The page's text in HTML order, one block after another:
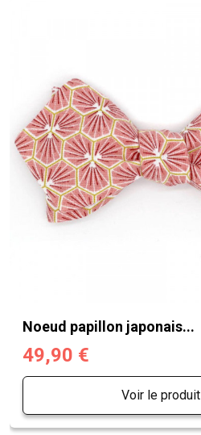
Noeud papillon japonais...
49,90 €
Voir le produit